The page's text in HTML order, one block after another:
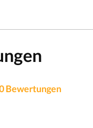
Bewertungen